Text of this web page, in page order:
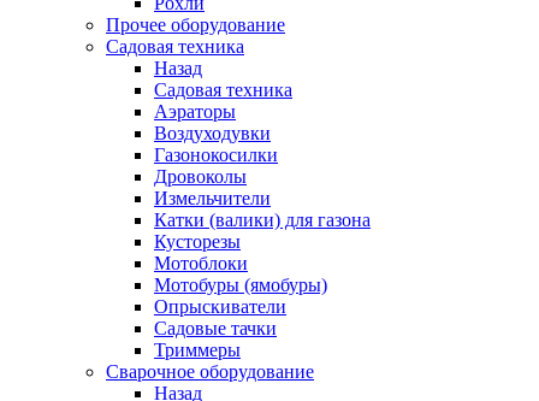
Прочее оборудование
Садовая техника
Назад
Садовая техника
Аэраторы
Воздуходувки
Газонокосилки
Дровоколы
Измельчители
Катки (валики) для газона
Кусторезы
Мотоблоки
Мотобуры (ямобуры)
Опрыскиватели
Садовые тачки
Триммеры
Сварочное оборудование
Назад